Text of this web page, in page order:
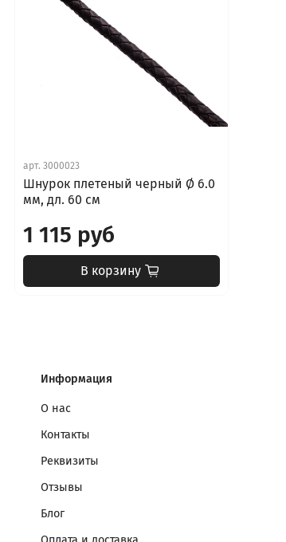
арт.3000023
Шнурок плетеный черный Ø 6.0
мм, дл. 60 см
1 115 руб
В корзину
Информация
О нас
Контакты
Реквизиты
Отзывы
Блог